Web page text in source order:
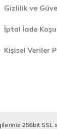
Gizlilik ve
İptal İade
Kişisel Veriler
256bit SSL